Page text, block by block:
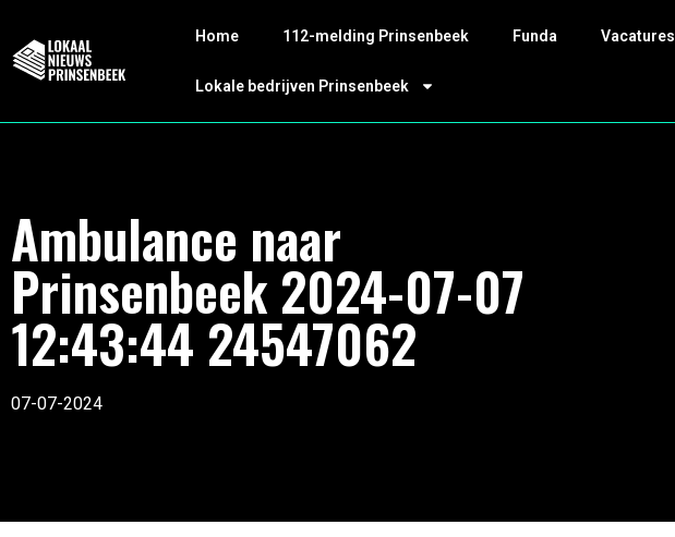
Home 112-melding Prinsenbeek Funda Vacatures
Lokale bedrijven Prinsenbeek
Ambulance naar
Prinsenbeek 2024-07-07
12:43:44 24547062
07-07-2024